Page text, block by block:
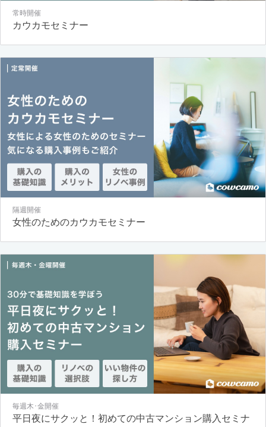
常時開催
カウカモセミナー
隔週開催
女性のためのカウカモセミナー
毎週木･金開催
平日夜にサクッと！初めての中古マンション購入セミナ